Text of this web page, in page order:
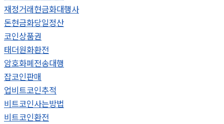
재정거래현금화대행사
돈현금화당일정산
코인상품권
태더원화환전
암호화폐전송대행
잡코인판매
업비트코인추적
비트코인사는방법
비트코인환전